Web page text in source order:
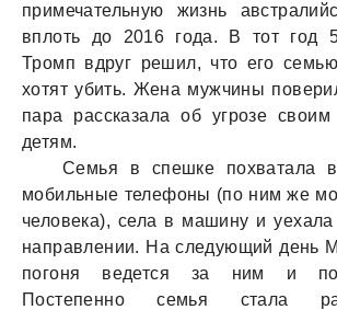
примечательную жизнь
вплоть до 2016 года. В тот год
Тромп вдруг решил, что его
хотят убить. Жена мужчины
пара рассказала об угрозе
детям.
Семья в спешке похватала
мобильные телефоны (по ним же
человека), села в машину и
направлении. На следующий день
погоня ведется за ним и
Постепенно семья стала